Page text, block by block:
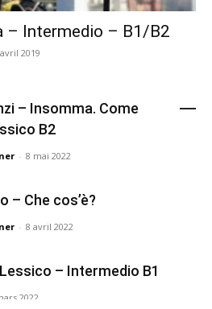
– Intermedio – B1/B2
2019
– Insomma. Come
B2
- 8 mai 2022
– Che cos’è?
- 8 avril 2022
– Intermedio B1
2022